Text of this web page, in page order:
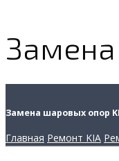
Замена шаровых опор
Главная Ремонт KIA